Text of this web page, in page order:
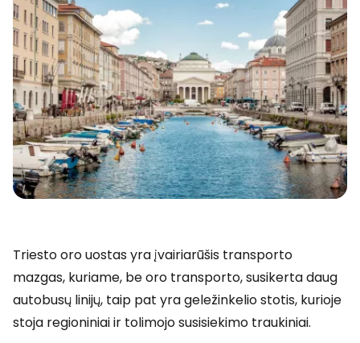
Triesto oro uostas yra įvairiarūšis transporto
mazgas, kuriame, be oro transporto, susikerta daug
autobusų linijų, taip pat yra geležinkelio stotis, kurioje
stoja regioniniai ir tolimojo susisiekimo traukiniai.